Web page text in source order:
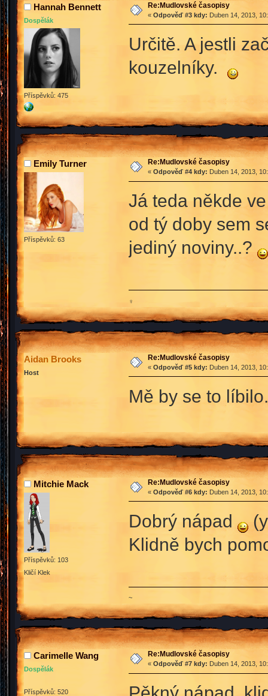
Hannah Bennett
Dospělák
Příspěvků: 475
Re:Mudlovské časopisy
« Odpověď #3 kdy: Duben 14, 2013,
Určitě. A jestli
kouzelníky.
Emily Turner
Příspěvků: 63
Re:Mudlovské časopisy
« Odpověď #4 kdy: Duben 14, 2013,
Já teda někde
od tý doby sem
jediný noviny..?
♀
Aidan Brooks
Host
Re:Mudlovské časopisy
« Odpověď #5 kdy: Duben 14, 2013,
Mě by se to
Mitchie Mack
Příspěvků: 103
Kličí Klek
Re:Mudlovské časopisy
« Odpověď #6 kdy: Duben 14, 2013,
Dobrý nápad
Klidně bych
~
Carimelle Wang
Dospělák
Příspěvků: 520
Re:Mudlovské časopisy
« Odpověď #7 kdy: Duben 14, 2013,